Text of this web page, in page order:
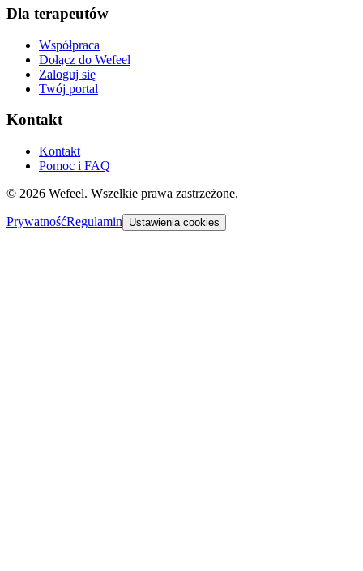
Dla terapeutów
Współpraca
Dołącz do Wefeel
Zaloguj się
Twój portal
Kontakt
Kontakt
Pomoc i FAQ
© 2026 Wefeel. Wszelkie prawa zastrzeżone.
PrywatnośćRegulamin Ustawienia cookies